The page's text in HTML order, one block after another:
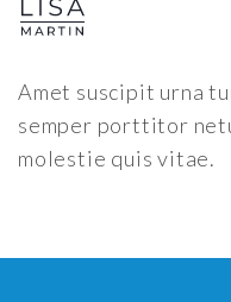
Amet suscipit urna
semper porttitor
molestie quis vitae.